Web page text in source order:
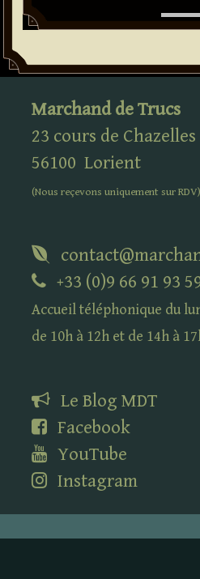
Marchand de Trucs
23 cours de Chazelles
56100 Lorient
(Nous reçevons uniquement surRDV)
+33 (0)9 66 91 93
Accueil téléphonique du
de 10h à 12h et de 14h à
Le Blog MDT
Facebook
YouTube
Instagram